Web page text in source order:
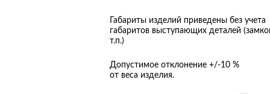
Габариты изделий приведены без учета
габаритов выступающих деталей
т.п.)
Допустимое отклонение +/-10 %
от веса изделия.